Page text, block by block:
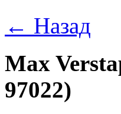
← Назад
Max
97022)